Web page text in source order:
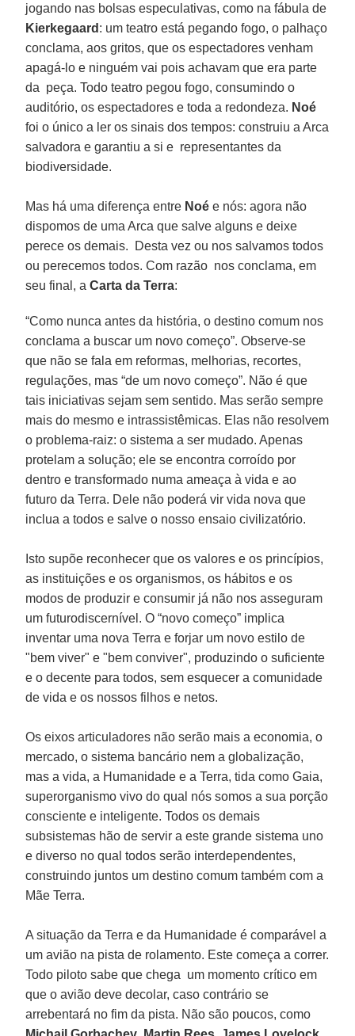
jogando nas bolsas especulativas, como na fábula de
Kierkegaard : um teatro está pegando fogo, o palhaço
conclama, aos gritos, que os espectadores venham
apagá-lo e ninguém vai pois achavam que era parte
da peça. Todo teatro pegou fogo, consumindo o
auditório, os espectadores e toda a redondeza. Noé
foi o único a ler os sinais dos tempos: construiu a Arca
salvadora e garantiu a si e representantes da
biodiversidade.
Mas há uma diferença entre Noée nós: agora não
dispomos de uma Arca que salve alguns e deixe
perece os demais. Desta vez ou nos salvamos todos
ou perecemos todos. Com razão nos conclama, em
seu final, aCarta da Terra:
“Como nunca antes da história, o destino comum nos
conclama a buscar um novo começo”. Observe-se
que não se fala em reformas, melhorias, recortes,
regulações, mas “de um novo começo”. Não é que
tais iniciativas sejam sem sentido. Mas serão sempre
mais do mesmo e intrassistêmicas. Elas não resolvem
o problema-raiz: o sistema a ser mudado. Apenas
protelam a solução; ele se encontra corroído por
dentro e transformado numa ameaça à vida e ao
futuro da Terra. Dele não poderá vir vida nova que
inclua a todos e salve o nosso ensaio civilizatório.
Isto supõe reconhecer que os valores e os princípios,
as instituições e os organismos, os hábitos e os
modos de produzir e consumir já não nos asseguram
um futurodiscernível. O “novo começo” implica
inventar uma nova Terra e forjar um novo estilo de
"bem viver" e "bem conviver", produzindo o suficiente
e o decente para todos, sem esquecer a comunidade
de vida e os nossos filhos e netos.
Os eixos articuladores não serão mais a economia, o
mercado, o sistema bancário nem a globalização,
mas a vida, a Humanidade e a Terra, tida como Gaia,
superorganismo vivo do qual nós somos a sua porção
consciente e inteligente. Todos os demais
subsistemas hão de servir a este grande sistema uno
e diverso no qual todos serão interdependentes,
construindo juntos um destino comum também com a
Mãe Terra.
A situação da Terra e da Humanidade é comparável a
um avião na pista de rolamento. Este começa a correr.
Todo piloto sabe que chega um momento crítico em
que o avião deve decolar, caso contrário se
arrebentará no fim da pista. Não são poucos, como